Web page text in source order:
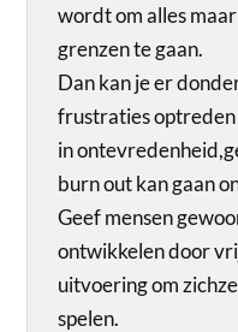
wordt om alles
grenzen te gaan.
Dan kan je er
frustraties
in
burn out kan gaan
Geef mensen
ontwikkelen door
uitvoering om
spelen.